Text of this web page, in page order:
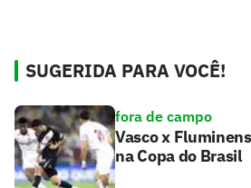
SUGERIDA PARA VOCÊ!
fora de campo
Vasco x
na Copa do Brasil